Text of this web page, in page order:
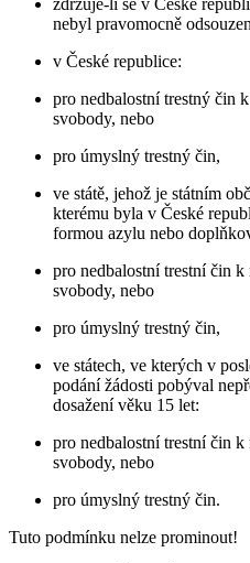
nebyl pravomocně
v České republice:
pro nedbalostní trestný čin
svobody, nebo
pro úmyslný trestný čin,
ve státě, jehož je státním
kterému byla v České
formou azylu nebo
pro nedbalostní trestní čin
svobody, nebo
pro úmyslný trestný čin,
ve státech, ve kterých v
podání žádosti pobýval
dosažení věku 15 let:
pro nedbalostní trestní čin
svobody, nebo
pro úmyslný trestný čin.
Tuto podmínku nelze prominout!